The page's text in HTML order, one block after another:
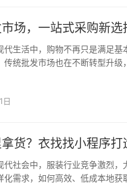
场，一站式采购新选
代生活中，购物不再只是满足
传统批发市场也在不断转型升
日
货？衣找找小程序
代社会中，服装行业竞争激烈
化需求，如何高效、低成本地获